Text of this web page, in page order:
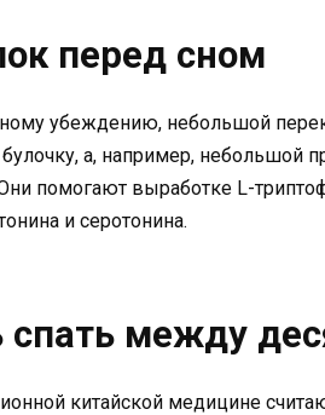
перед сном
убеждению, небольшой
а, например, небольшой
помогают выработке L-
и серотонина.
спать между
китайской медицине